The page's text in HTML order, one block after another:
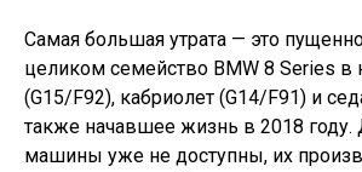
Самая большая утрата — это
целиком семейство BMW 8 Series в
(G15/F92), кабриолет (G14/F91) и
также начавшее жизнь в 2018 году.
машины уже не доступны, их